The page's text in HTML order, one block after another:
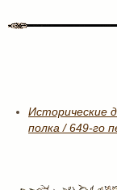
Исторические
полка / 649-го